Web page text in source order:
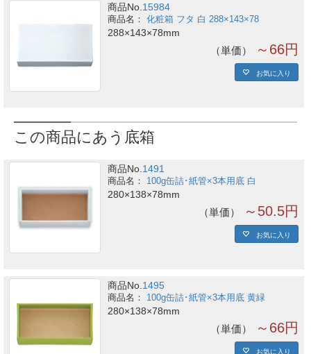
商品No. 15984
化粧箱 フタ 白 288×143×78
288×143×78mm
単価 ～66円
お気に入り
この商品にあう底箱
商品No. 1491
100g缶詰･紙管×3本用底 白
280×138×78mm
単価 ～50.5円
お気に入り
商品No. 1495
100g缶詰･紙管×3本用底 黄緑
280×138×78mm
単価 ～66円
お気に入り